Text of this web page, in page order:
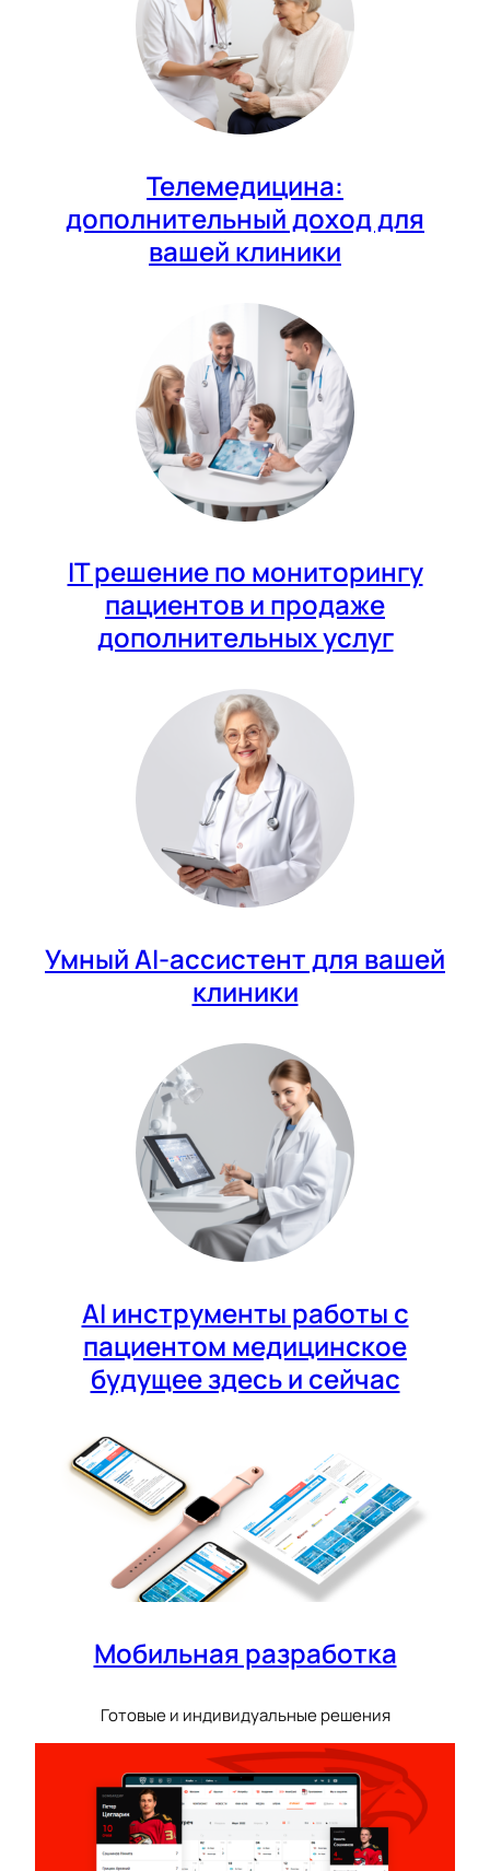
Телемедицина:
дополнительный доход для
вашей клиники
IT решение по мониторингу
пациентов и продаже
дополнительных услуг
Умный AI-ассистент для вашей
клиники
AI инструменты работы с
пациентом медицинское
будущее здесь и сейчас
Мобильная разработка
Готовые и индивидуальные решения